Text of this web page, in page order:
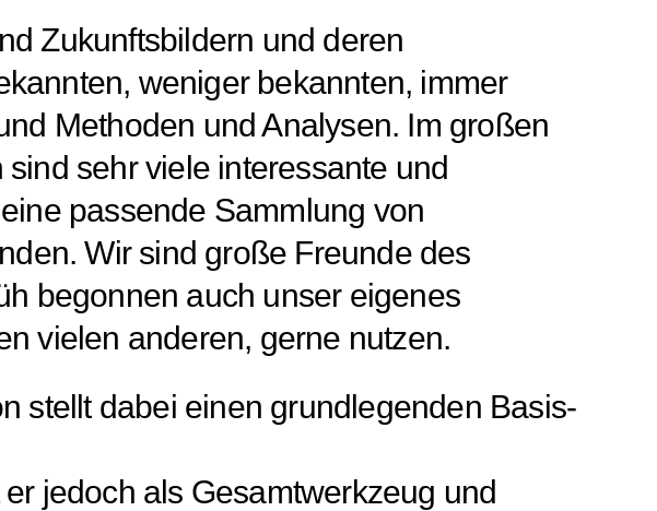
Zukunftsbildern und deren
weniger bekannten, immer
Methoden und Analysen. Im großen
sehr viele interessante und
passende Sammlung von
Wir sind große Freunde des
begonnen auch unser eigenes
vielen anderen, gerne nutzen.
stellt dabei einen grundlegenden Basis-
jedoch als Gesamtwerkzeug und